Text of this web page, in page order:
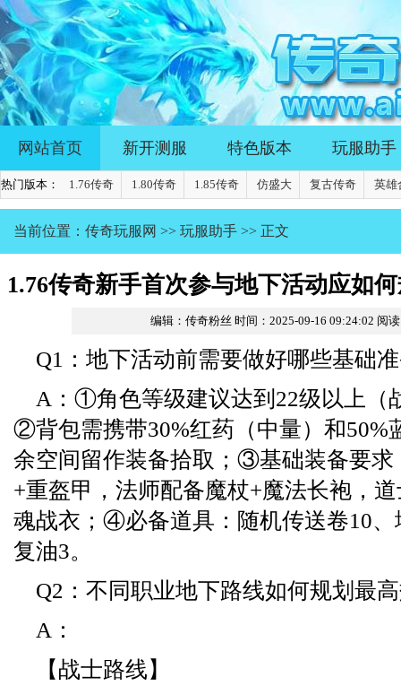
网站首页 新开测服 特色版本 玩服助手
热门版本： 1.76传奇 1.80传奇 1.85传奇 仿盛大 复古传奇 英雄
当前位置： 传奇玩服网 >> 玩服助手 >> 正文
1.76传奇新手首次参与地下活动应如
择？
编辑：传奇粉丝 时间：2025-09-16 09:24:02 阅
Q1：地下活动前需要做好哪些基础
A：①角色等级建议达到22级以上（
②背包需携带30%红药（中量）和50%
余空间留作装备拾取；③基础装备要求
+重盔甲，法师配备魔杖+魔法长袍，
魂战衣；④必备道具：随机传送卷10、
复油3。
Q2：不同职业地下路线如何规划最
A：
【战士路线】